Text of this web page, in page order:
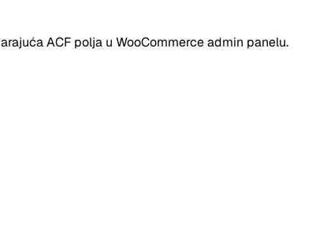
ACF polja u WooCommerce admin panelu.